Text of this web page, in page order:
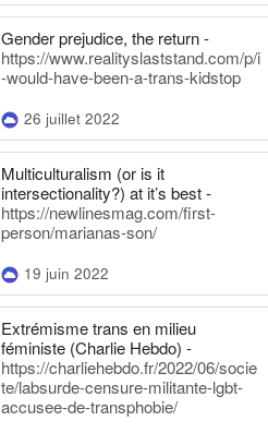
Gender prejudice, the return -
https://www.realityslaststand.com/p/i
-would-have-been-a-trans-kidstop
26 juillet 2022
Multiculturalism (or is it
intersectionality?) at it’s best -
https://newlinesmag.com/first-
person/marianas-son/
19 juin 2022
Extrémisme trans en milieu
féministe (Charlie Hebdo) -
https://charliehebdo.fr/2022/06/socie
te/labsurde-censure-militante-lgbt-
accusee-de-transphobie/